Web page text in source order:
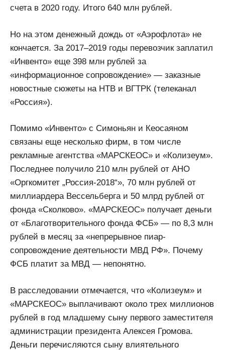
счета в 2020 году. Итого 640 млн рублей.
Но на этом денежный дождь от «Аэрофлота» не
кончается. За 2017–2019 годы перевозчик заплатил
«Инвенто» еще 398 млн рублей за
«информационное сопровождение» — заказные
новостные сюжеты на НТВ и ВГТРК (телеканал
«Россия»).
Помимо «Инвенто» с Симоньян и Кеосаяном
связаны еще несколько фирм, в том числе
рекламные агентства «МАРСКЕОС» и «Колизеум».
Последнее получило 210 млн рублей от АНО
«Оргкомитет „Россия-2018“», 70 млн рублей от
миллиардера Вессельберга и 50 млрд рублей от
фонда «Сколково». «МАРСКЕОС» получает деньги
от «Благотворительного фонда ФСБ» — по 8,3 млн
рублей в месяц за «непрерывное пиар-
сопровождение деятельности МВД РФ». Почему
ФСБ платит за МВД — непонятно.
В расследовании отмечается, что «Колизеум» и
«МАРСКЕОС» выплачивают около трех миллионов
рублей в год младшему сыну первого заместителя
администрации президента Алексея Громова.
Деньги перечисляются сыну влиятельного